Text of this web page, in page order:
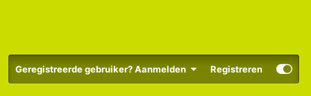
Geregistreerde gebruiker? Aanmelden Registreren